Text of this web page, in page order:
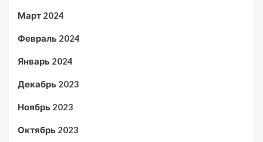
Март 2024
Февраль 2024
Январь 2024
Декабрь 2023
Ноябрь 2023
Октябрь 2023